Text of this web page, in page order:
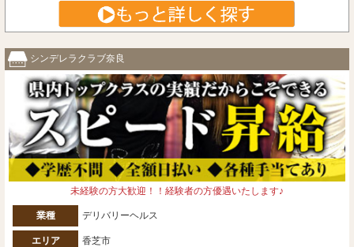
シンデレラクラブ奈良
未経験の方大歓迎！！経験者の方優遇いたします♪
業種 デリバリーヘルス
エリア 香芝市